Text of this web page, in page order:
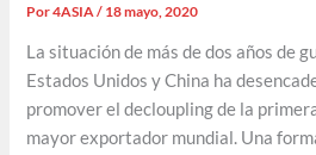
Por4ASIA/ 18 mayo, 2020
La situación de más de dos años de
Estados Unidos y China ha
promover el decloupling de la
mayor exportador mundial. Una